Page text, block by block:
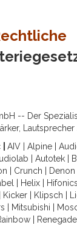
-- Der
AIV| Alpine|
Autotek
Crunch Denon
Helix Hifonics
Kicker| Klipsch
Mitsubishi
| Renegade